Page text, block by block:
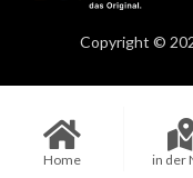
Copyright ©
Home in der